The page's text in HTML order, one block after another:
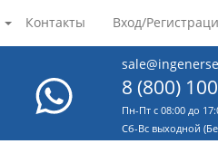
Контакты Вход/
8 (800)
Пн-Пт с 08:00 до
Cб-Вс выходной